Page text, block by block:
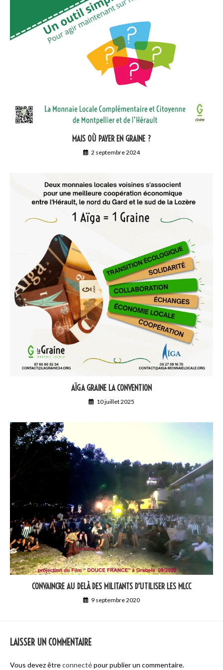
MAIS OÙ PAYER EN GRAINE ?
2 septembre 2024
AÏGA GRAINE LA CONVENTION
10 juillet 2025
CONVAINCRE AU DELÀ DES MILITANTS D’UTILISER LES MLCC
9 septembre 2020
LAISSER UN COMMENTAIRE
Vous devez êtreconnectépour publier un commentaire.